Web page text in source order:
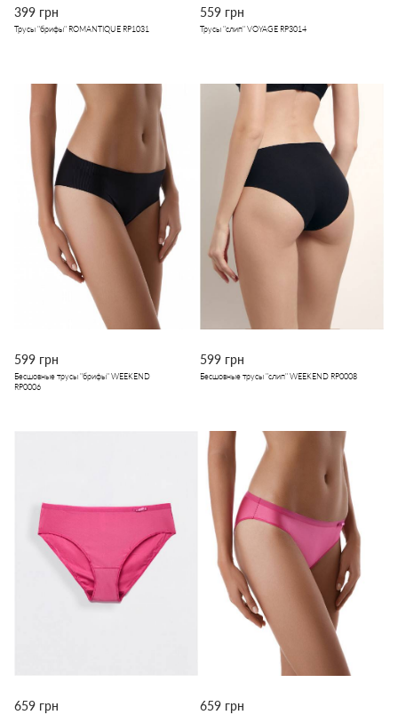
399 грн
Трусы "брифы" ROMANTIQUE RP1031
559 грн
Трусы "слип" VOYAGE RP3014
599 грн
Бесшовные трусы "брифы" WEEKEND
RP0006
599 грн
Бесшовные трусы "слип" WEEKEND RP0008
659 грн 659 грн